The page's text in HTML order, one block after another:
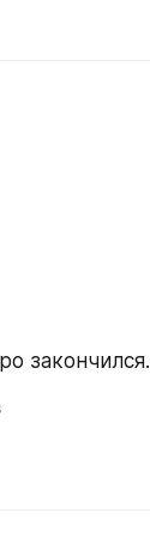
закончился.